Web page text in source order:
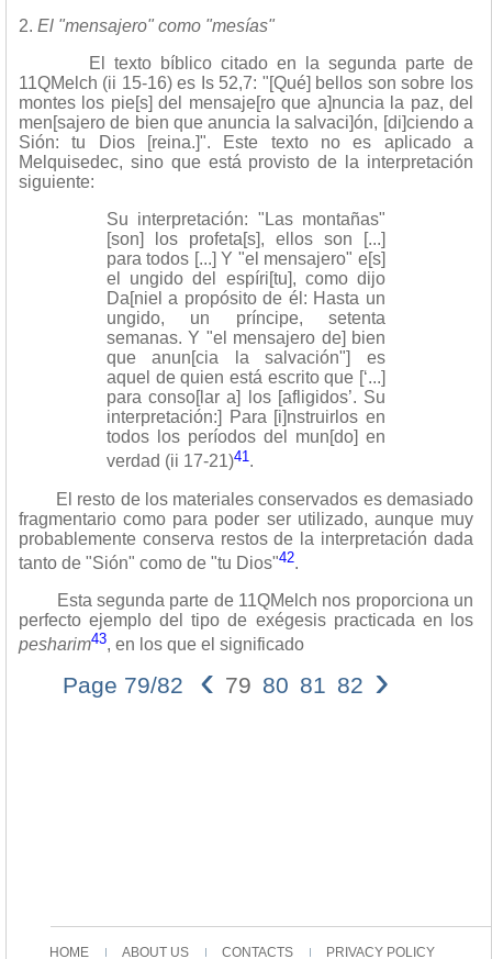
2. El "mensajero" como "mesías"
El texto bíblico citado en la segunda parte de
11QMelch (ii 15-16) es Is 52,7: "[Qué] bellos son sobre los
montes los pie[s] del mensaje[ro que a]nuncia la paz, del
men[sajero de bien que anuncia la salvaci]ón, [di]ciendo a
Sión: tu Dios [reina.]". Este texto no es aplicado a
Melquisedec, sino que está provisto de la interpretación
siguiente:
Su interpretación: "Las montañas"
[son] los profeta[s], ellos son [...]
para todos [...] Y "el mensajero" e[s]
el ungido del espíri[tu], como dijo
Da[niel a propósito de él: Hasta un
ungido, un príncipe, setenta
semanas. Y "el mensajero de] bien
que anun[cia la salvación"] es
aquel de quien está escrito que [‘...]
para conso[lar a] los [afligidos’. Su
interpretación:] Para [i]nstruirlos en
todos los períodos del mun[do] en
verdad (ii 17-21)41 .
El resto de los materiales conservados es demasiado
fragmentario como para poder ser utilizado, aunque muy
probablemente conserva restos de la interpretación dada
tanto de "Sión" como de "tu Dios"42.
Esta segunda parte de 11QMelch nos proporciona un
perfecto ejemplo del tipo de exégesis practicada en los
pesharim43, en los que el significado
Page 79/82 ‹ 79 80 81 82 ›
HOME ABOUT US CONTACTS PRIVACY POLICY